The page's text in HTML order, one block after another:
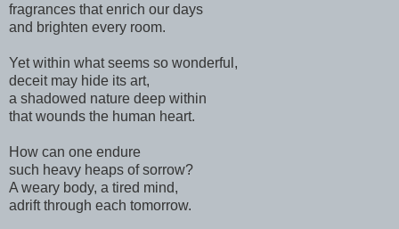
fragrances that enrich our days
and brighten every room.
Yet within what seems so wonderful,
deceit may hide its art,
a shadowed nature deep within
that wounds the human heart.
How can one endure
such heavy heaps of sorrow?
A weary body, a tired mind,
adrift through each tomorrow.